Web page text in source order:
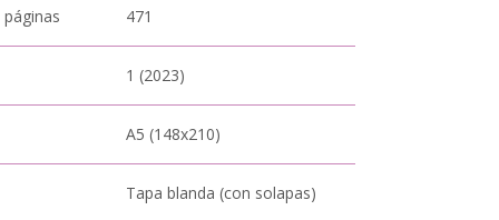
471
1 (2023)
A5 (148x210)
Tapa blanda (con solapas)